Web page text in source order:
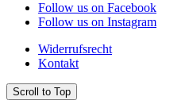
Follow us on Facebook
Follow us on Instagram
Widerrufsrecht
Kontakt
Scroll to Top